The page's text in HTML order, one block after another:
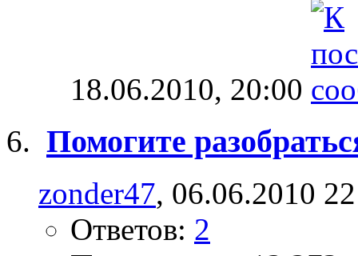
18.06.2010, 20:00
Помогите
zonder47, 06.06.2010
Ответов: 2